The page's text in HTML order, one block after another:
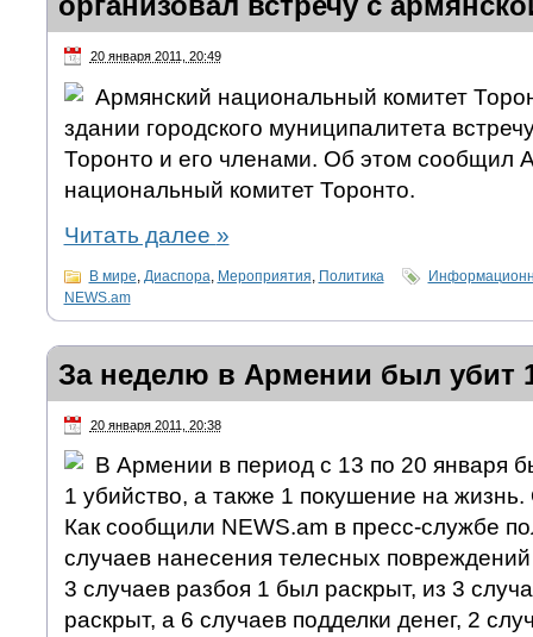
20 января 2011, 20:49
Армянский национальный комитет
здании городского муниципалитета
Торонто и его членами. Об этом сообщил
национальный комитет Торонто.
Читать далее »
В мире Диаспора Мероприятия Политика
NEWS.am
За неделю в Армении был убит
20 января 2011, 20:38
В Армении в период с 13 по 20 января
1 убийство, а также 1 покушение на
Как сообщили NEWS.am в пресс-службе
случаев нанесения телесных
3 случаев разбоя 1 был раскрыт, из 3
раскрыт, а 6 случаев подделки денег, 2